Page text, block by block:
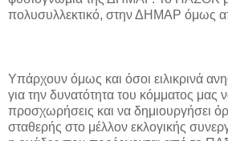
πολυσυλλεκτικό, στην ΔΗΜΑΡ όμως
Υπάρχουν όμως και όσοι ειλικρινά
για την δυνατότητα του κόμματος μας
προσχωρήσεις και να δημιουργήσει
σταθερής στο μέλλον εκλογικής